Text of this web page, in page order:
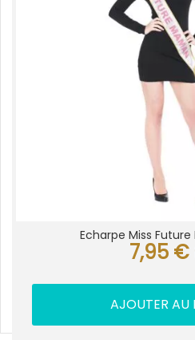
Echarpe Miss
7,95 €
AJOUTER AU